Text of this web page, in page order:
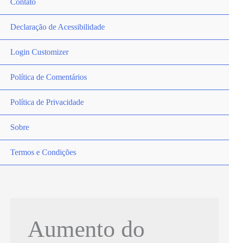
Contato
Declaração de Acessibilidade
Login Customizer
Política de Comentários
Política de Privacidade
Sobre
Termos e Condições
Aumento do